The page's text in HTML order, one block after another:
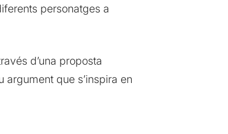
personatges a
d’una proposta
que s’inspira en